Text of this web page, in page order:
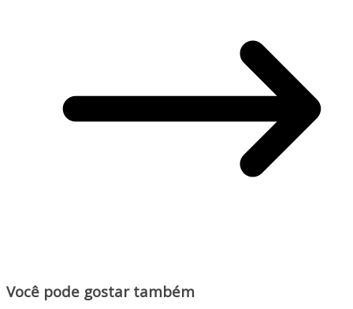
Você pode gostar também